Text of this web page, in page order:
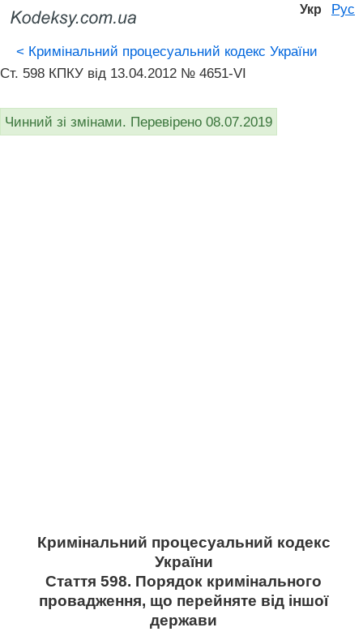
Укр Рус
< Кримінальний процесуальний кодекс України
Ст. 598 КПКУ від 13.04.2012 № 4651-VI
Чинний зі змінами. Перевірено 08.07.2019
Кримінальний процесуальний кодекс
України
Стаття 598. Порядок кримінального
провадження, що перейняте від іншої
держави